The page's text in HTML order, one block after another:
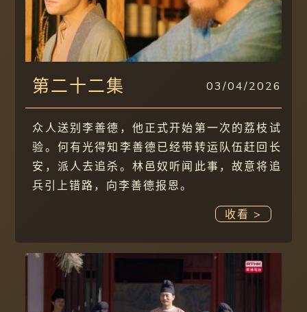
第二十二集 03/04/2026
众人送别李善德，他正式开始第一次的荔枝试
验。何有光得知李善德已经带转运队伍赶回长
安，派人去追杀。林邑奴听闻此事，故意将追
兵引上错路，向李善德报恩。
收看 >